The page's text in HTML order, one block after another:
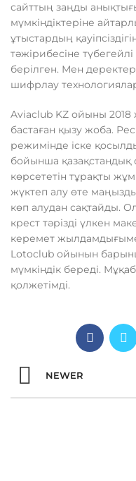
сайттың заңды
мүмкіндіктеріне
ұтыстардың
тәжірибесіне
берілген. Мен
шифрлау
Aviaclub KZ ойыны
бастаған қызу жоба.
режимінде іске
бойынша
көрсететін тұрақты
жүктеп алу өте
көп алудан сақтайды.
крест тәрізді үлкен
керемет
Lotoclub ойынын
мүмкіндік береді.
қолжетімді.
NEWER